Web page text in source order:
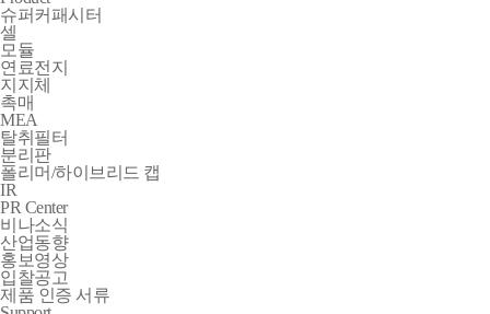
슈퍼커패시터
셀
모듈
연료전지
지지체
촉매
MEA
탈취필터
분리판
폴리머/하이브리드 캡
IR
PR Center
비나소식
산업동향
홍보영상
입찰공고
제품 인증 서류